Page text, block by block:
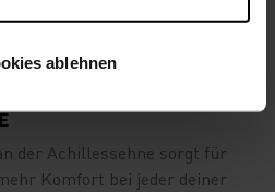
ablehnen
der Achillessehne sorgt für
Komfort bei jeder deiner